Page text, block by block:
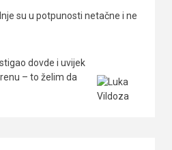
su u potpunosti netačne i ne
dovde i uvijek
– to želim da